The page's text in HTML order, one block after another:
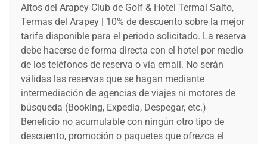
Altos del Arapey Club de Golf & Hotel Termal Salto,
Termas del Arapey | 10% de descuento sobre la mejor
tarifa disponible para el periodo solicitado. La reserva
debe hacerse de forma directa con el hotel por medio
de los teléfonos de reserva o vía email. No serán
válidas las reservas que se hagan mediante
intermediación de agencias de viajes ni motores de
búsqueda (Booking, Expedia, Despegar, etc.)
Beneficio no acumulable con ningún otro tipo de
descuento, promoción o paquetes que ofrezca el